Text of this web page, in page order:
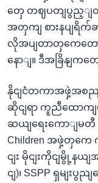
တှေ တဈပတျပွည့ျတ
အတှကျ စားနပျရိက်
လိုအပျတာတှကေတော့
နောျ။ ဒီအခြိနျကတ
နိုငျငံတကာအဖှဲ့အစည
ဆိုငျရာ ကူညီထောက
ဆယျရေးကောျမတီ
Children အဖှဲ့တှကေ
ငျး မိုငျးကိုငျမွို့နယ
ငျ)၊ SSPP ရှမျးပွည